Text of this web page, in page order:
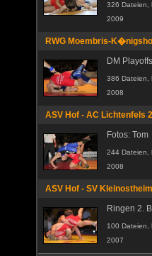
326 Dateien,
2009
RWG Moembris-
DM
386 Dateien,
2008
ASV Hof - AC Lichtenfels
Fotos: Tom
244 Dateien,
2008
ASV Hof - SV
Ringen 2.
100 Dateien,
2007